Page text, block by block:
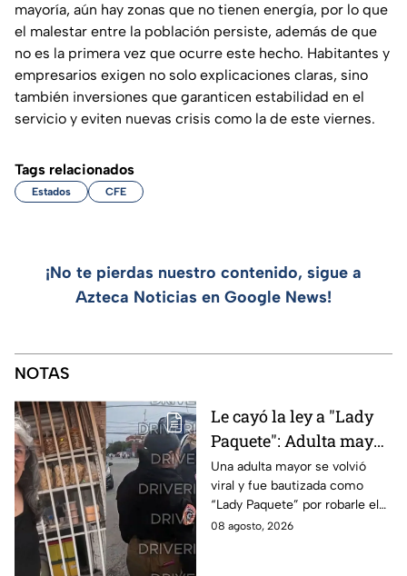
mayoría, aún hay zonas que no tienen energía, por lo que
el malestar entre la población persiste, además de que
no es la primera vez que ocurre este hecho. Habitantes y
empresarios exigen no solo explicaciones claras, sino
también inversiones que garanticen estabilidad en el
servicio y eviten nuevas crisis como la de este viernes.
Tags relacionados
Estados CFE
¡No te pierdas nuestro contenido, sigue a
Azteca Noticias en Google News!
NOTAS
Le cayó la ley a "Lady
Paquete": Adulta mayor
le roba celular a
repartidor y la policía
va por ella a su casa
Una adulta mayor se volvió
viral y fue bautizada como
“Lady Paquete” por robarle el
celular a un repartidor en
08 agosto, 2026